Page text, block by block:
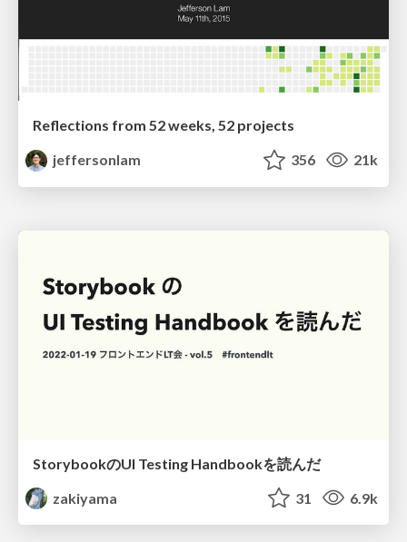
Reflections from 52 weeks, 52 projects
jeffersonlam
356 21k
StorybookのUI Testing Handbookを読んだ
zakiyama
31 6.9k